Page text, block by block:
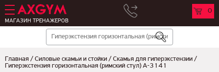
МАГАЗИН ТРЕНАЖЕРОВ
0
Главная / Силовые скамьи и стойки / Скамья для гиперэкстензии /
Гиперэкстензия горизонтальная (римский стул) A-3141